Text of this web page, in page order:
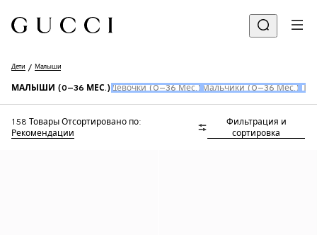
Дети Малыши
МАЛЫШИ (0–36 МЕС.) Девочки (0–36 Мес.) Мальчики (0–36 Мес.)
158 Товары Отсортировано по:
Рекомендации
Фильтрация и
сортировка